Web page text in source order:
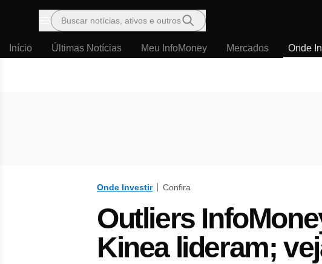
Menu
Buscar notícias, ativos e outros
Início Últimas Notícias Meu InfoMoney Mercados Onde
Onde Investir Confira
Outliers
Kinea lideram;